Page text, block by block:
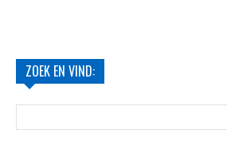
ZOEK EN VIND: